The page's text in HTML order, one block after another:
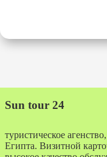
Sun tour 24
туристическое
Египта. Визитной